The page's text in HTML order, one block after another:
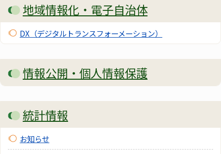
地域情報化・電子自治体
DX（デジタルトランスフォーメーション）
情報公開・個人情報保護
統計情報
お知らせ